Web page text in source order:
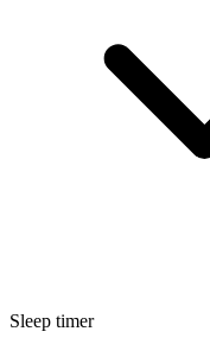
Sleep timer